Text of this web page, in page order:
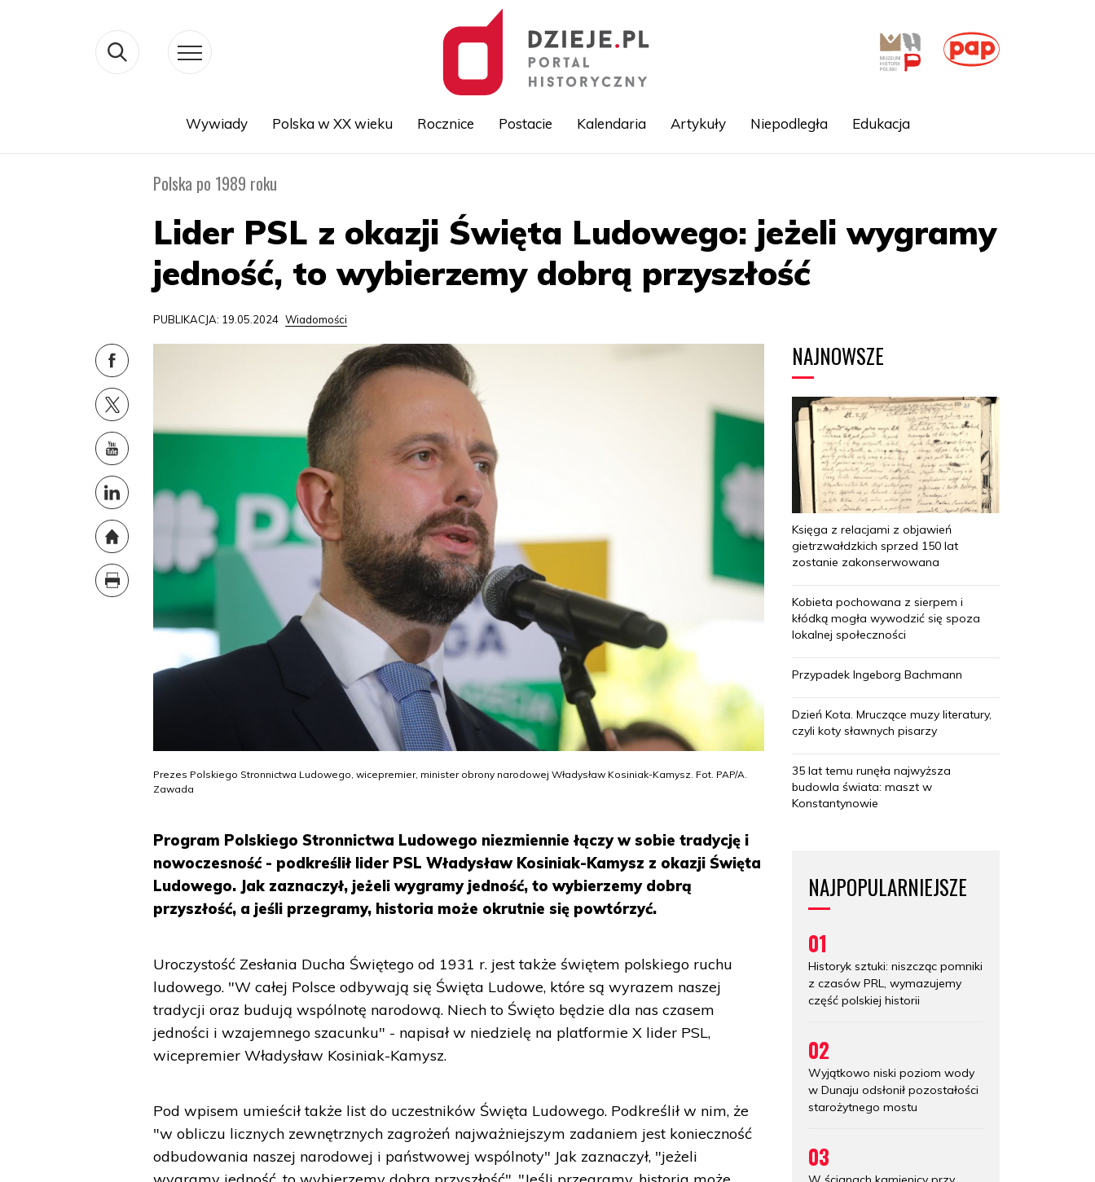
Wywiady Polska w XX wieku Rocznice Postacie Kalendaria Artykuły Niepodległa Edukacja
Polska po 1989 roku
Lider PSL z okazji Święta Ludowego: jeżeli wygramy
jedność, to wybierzemy dobrą przyszłość
PUBLIKACJA: 19.05.2024 Wiadomości
Prezes Polskiego Stronnictwa Ludowego, wicepremier, minister obrony narodowej Władysław Kosiniak-Kamysz. Fot. PAP/A.
Zawada
Program Polskiego Stronnictwa Ludowego niezmiennie łączy w sobie tradycję i
nowoczesność - podkreślił lider PSL Władysław Kosiniak-Kamysz z okazji Święta
Ludowego. Jak zaznaczył, jeżeli wygramy jedność, to wybierzemy dobrą
przyszłość, a jeśli przegramy, historia może okrutnie się powtórzyć.
Uroczystość Zesłania Ducha Świętego od 1931 r. jest także świętem polskiego ruchu
ludowego. "W całej Polsce odbywają się Święta Ludowe, które są wyrazem naszej
tradycji oraz budują wspólnotę narodową. Niech to Święto będzie dla nas czasem
jedności i wzajemnego szacunku" - napisał w niedzielę na platformie X lider PSL,
wicepremier Władysław Kosiniak-Kamysz.
Pod wpisem umieścił także list do uczestników Święta Ludowego. Podkreślił w nim, że
"w obliczu licznych zewnętrznych zagrożeń najważniejszym zadaniem jest konieczność
odbudowania naszej narodowej i państwowej wspólnoty" Jak zaznaczył, "jeżeli
NAJNOWSZE
Księga z relacjami z objawień
gietrzwałdzkich sprzed 150 lat
zostanie zakonserwowana
Kobieta pochowana z sierpem i
kłódką mogła wywodzić się spoza
lokalnej społeczności
Przypadek Ingeborg Bachmann
Dzień Kota. Mruczące muzy literatury,
czyli koty sławnych pisarzy
35 lat temu runęła najwyższa
budowla świata: maszt w
Konstantynowie
NAJPOPULARNIEJSZE
01
Historyk sztuki: niszcząc pomniki
z czasów PRL, wymazujemy
część polskiej historii
02
Wyjątkowo niski poziom wody
w Dunaju odsłonił pozostałości
starożytnego mostu
03